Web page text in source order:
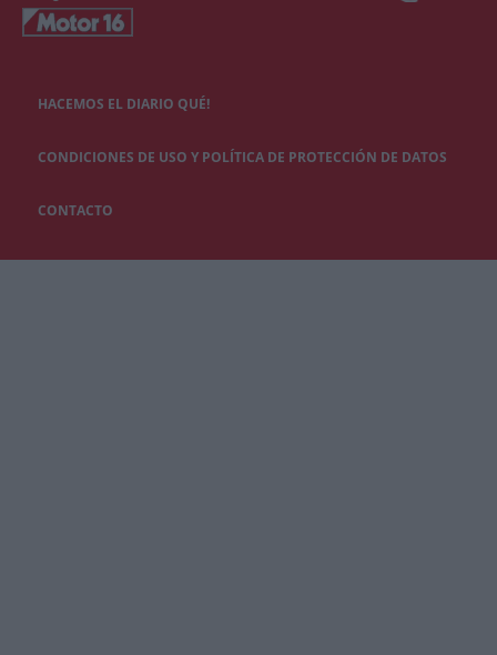
HACEMOS EL DIARIO QUÉ!
CONDICIONES DE USO Y POLÍTICA DE PROTECCIÓN DE DATOS
CONTACTO